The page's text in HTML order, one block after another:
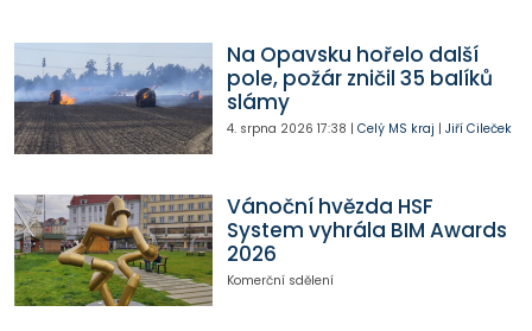
Na Opavsku hořelo další
pole, požár zničil 35 balíků
slámy
4. srpna 2026 17:38 | Celý MS kraj | Jiří Cileček
Vánoční hvězda HSF
System vyhrála BIM Awards
2026
Komerční sdělení